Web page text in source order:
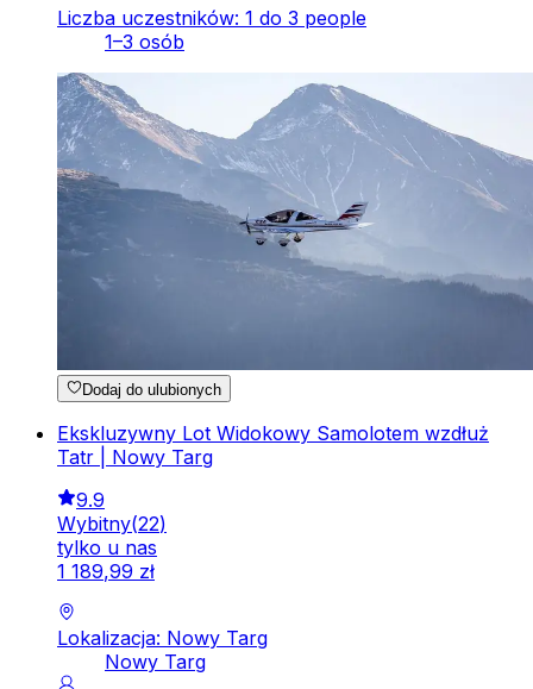
Liczba uczestników: 1 do 3 people
1–3 osób
Dodaj do ulubionych
Ekskluzywny Lot Widokowy Samolotem wzdłuż
Tatr | Nowy Targ
9.9
Wybitny(22)
tylko u nas
1 189,99 zł
Lokalizacja: Nowy Targ
Nowy Targ